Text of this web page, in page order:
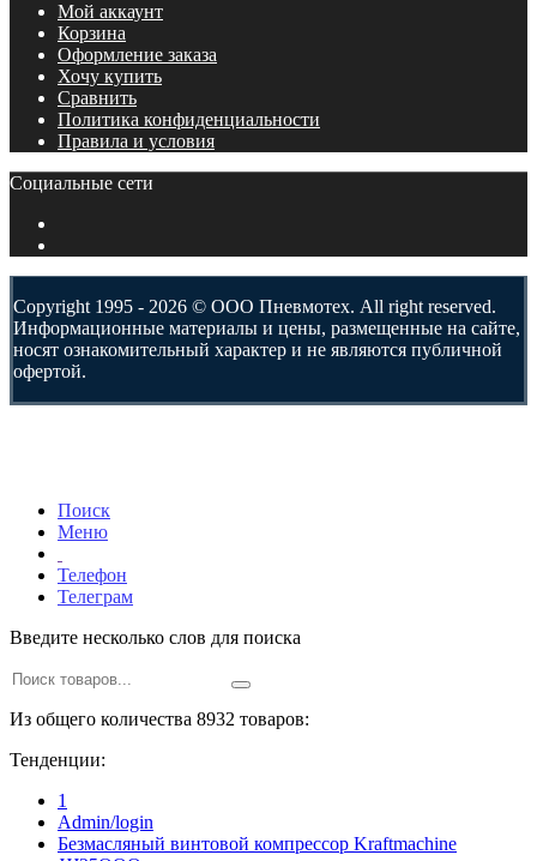
Мой аккаунт
Корзина
Оформление заказа
Хочу купить
Сравнить
Политика конфиденциальности
Правила и условия
Социальные сети
Copyright 1995 - 2026 © ООО Пневмотех. All right reserved.
Информационные материалы и цены, размещенные на сайте,
носят ознакомительный характер и не являются публичной
офертой.
Поиск
Меню
Телефон
Телеграм
Введите несколько слов для поиска
Из общего количества 8932 товаров:
Тенденции:
1
Admin/login
Безмасляный винтовой компрессор Kraftmaсhine